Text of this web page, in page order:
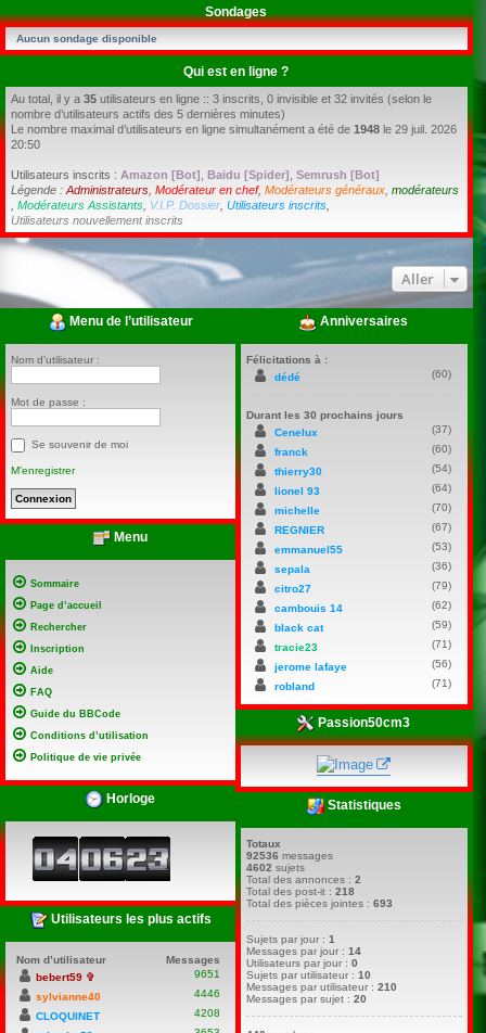
Sondages
Aucun sondage disponible
Qui est en ligne ?
Au total, il y a 35 utilisateurs en ligne :: 3 inscrits, 0 invisible et 32 invités (selon le
nombre d’utilisateurs actifs des 5 dernières minutes)
Le nombre maximal d’utilisateurs en ligne simultanément a été de 1948 le 29 juil. 2026
20:50
Utilisateurs inscrits : Amazon [Bot] Baidu [Spider] Semrush [Bot]
Légende : Administrateurs Modérateur en chef, Modérateurs généraux modérateurs
Modérateurs Assistants V.I.P. Dossier Utilisateurs inscrits
Utilisateurs nouvellement inscrits
Aller
Menu de l’utilisateur
Nom d’utilisateur :
Mot de passe :
Se souvenir de moi
M’enregistrer
Menu
Sommaire
Page d’accueil
Rechercher
Inscription
Aide
FAQ
Guide du BBCode
Conditions d’utilisation
Politique de vie privée
Horloge
Utilisateurs les plus actifs
Nom d’utilisateur
Messages
bebert59 ✞
9651
sylvianne40
4446
CLOQUINET
4208
Anniversaires
Félicitations à :
dédé
(60)
Durant les 30 prochains jours
Cenelux
(37)
franck
(60)
thierry30
(54)
lionel 93
(64)
michelle
(70)
REGNIER
(67)
emmanuel55
(53)
sepala
(36)
citro27
(79)
cambouis 14
(62)
black cat
(59)
tracie23
(71)
jerome lafaye
(56)
robland
(71)
Passion50cm3
Statistiques
Totaux
92536 messages
4602 sujets
Total des annonces :2
Total des post-it :218
Total des pièces jointes :693
Sujets par jour :1
Messages par jour :14
Utilisateurs par jour :0
Sujets par utilisateur :10
Messages par utilisateur :210
Messages par sujet :20